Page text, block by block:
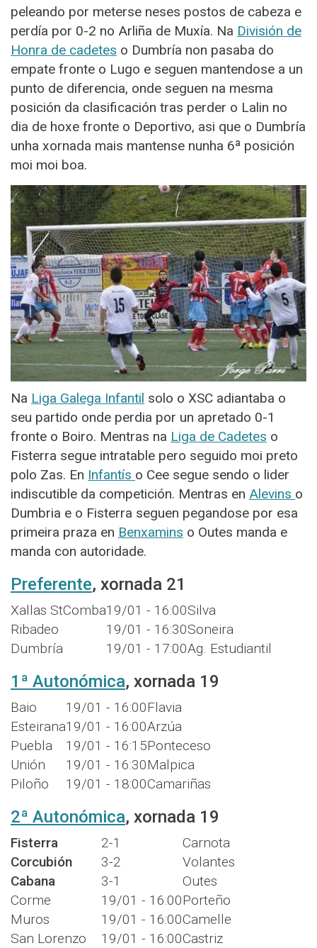
peleando por meterse neses postos de cabeza e
perdía por 0-2 no Arliña de Muxía. Na División de
Honra de cadetes o Dumbría non pasaba do
empate fronte o Lugo e seguen mantendose a un
punto de diferencia, onde seguen na mesma
posición da clasificación tras perder o Lalin no
dia de hoxe fronte o Deportivo, asi que o Dumbría
unha xornada mais mantense nunha 6ª posición
moi moi boa.
Na Liga Galega Infantil solo o XSC adiantaba o
seu partido onde perdia por un apretado 0-1
fronte o Boiro. Mentras na Liga de Cadetes o
Fisterra segue intratable pero seguido moi preto
polo Zas. En Infantís o Cee segue sendo o lider
indiscutible da competición. Mentras en Alevins o
Dumbria e o Fisterra seguen pegandose por esa
primeira praza en Benxamins o Outes manda e
manda con autoridade.
Preferente, xornada 21
Xallas StComba19/01 - 16:00Silva
Ribadeo
19/01 - 16:30Soneira
Dumbría
19/01 - 17:00Ag. Estudiantil
1ª Autonómica, xornada 19
Baio 19/01 - 16:00Flavia
Esteirana19/01 - 16:00Arzúa
Puebla
19/01 - 16:15Ponteceso
Unión
19/01 - 16:30Malpica
Piloño
19/01 - 18:00Camariñas
2ª Autonómica, xornada 19
Fisterra 2-1
Carnota
Corcubión
3-2
Volantes
Cabana
3-1
Outes
Corme
19/01 - 16:00Porteño
Muros
19/01 - 16:00Camelle
San Lorenzo
19/01 - 16:00Castriz